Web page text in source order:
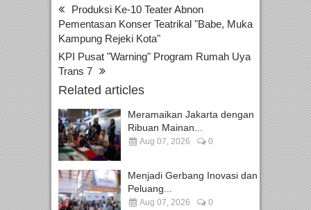
Produksi Ke-10 Teater Abnon
Pementasan Konser Teatrikal "Babe, Muka
Kampung Rejeki Kota"
KPI Pusat "Warning" Program Rumah Uya
Trans 7
Related articles
Meramaikan Jakarta dengan
Ribuan Mainan...
Aug 07, 2026 0
Menjadi Gerbang Inovasi dan
Peluang...
Aug 07, 2026 0